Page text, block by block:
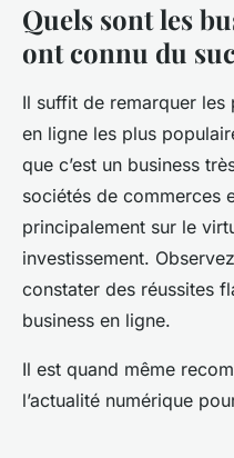
Quels sont les
ont connu du
Il suffit de remarquer
en ligne les plus
que c’est un business
sociétés de commerces
principalement sur le
investissement.
constater des réussites
business en ligne.
Il est quand même
l’actualité numérique